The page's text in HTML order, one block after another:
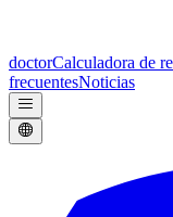
doctorCalculadora de
frecuentesNoticias